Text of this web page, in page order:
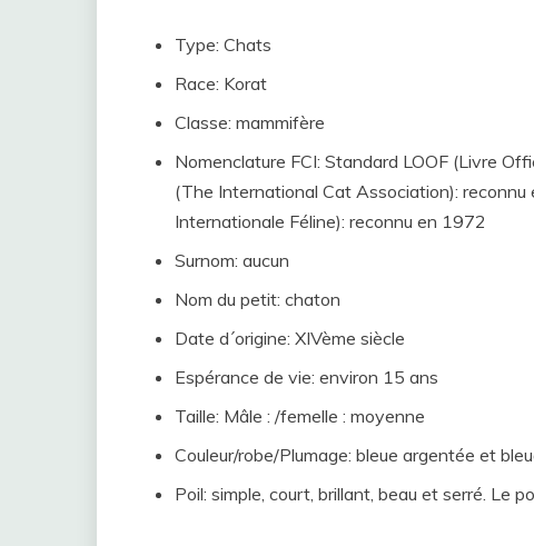
Type: Chats
Race: Korat
Classe: mammifère
Nomenclature FCI: Standard LOOF (Livre
(The International Cat Association):
Internationale Féline): reconnu en 1972
Surnom: aucun
Nom du petit: chaton
Date d´origine: XIVème siècle
Espérance de vie: environ 15 ans
Taille: Mâle : /femelle : moyenne
Couleur/robe/Plumage: bleue argentée et
Poil: simple, court, brillant, beau et serré. Le